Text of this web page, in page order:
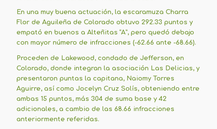
En una muy buena actuación, la escaramuza Charra
Flor de Aguileña de Colorado obtuvo 292.33 puntos y
empató en buenos a Alteñitas “A”, pero quedó debajo
con mayor número de infracciones (-62.66 ante -68.66).
Proceden de Lakewood, condado de Jefferson, en
Colorado, donde integran la asociación Las Delicias, y
presentaron puntas la capitana, Naiomy Torres
Aguirre, así como Jocelyn Cruz Solís, obteniendo entre
ambas 15 puntos, más 304 de suma base y 42
adicionales, a cambio de las 68.66 infracciones
anteriormente referidas.